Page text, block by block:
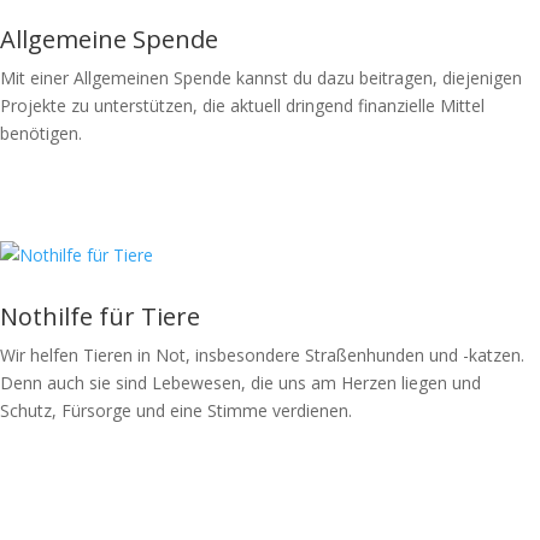
Allgemeine Spende
Mit einer Allgemeinen Spende kannst du dazu beitragen, diejenigen
Projekte zu unterstützen, die aktuell dringend finanzielle Mittel
benötigen.
Nothilfe für Tiere
Wir helfen Tieren in Not, insbesondere Straßenhunden und -katzen.
Denn auch sie sind Lebewesen, die uns am Herzen liegen und
Schutz, Fürsorge und eine Stimme verdienen.